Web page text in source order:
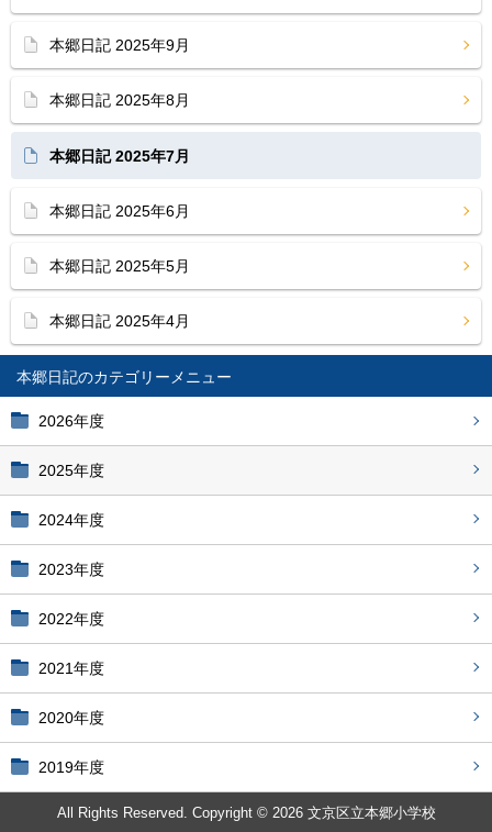
本郷日記
2026年度
2025年度
2024年度
2023年度
2022年度
2021年度
2020年度
2019年度
本郷日記 2025年9月
本郷日記 2025年8月
本郷日記 2025年7月
本郷日記 2025年6月
本郷日記 2025年5月
本郷日記 2025年4月
All Rights Reserved. Copyright © 2026 文京区立本郷小学校